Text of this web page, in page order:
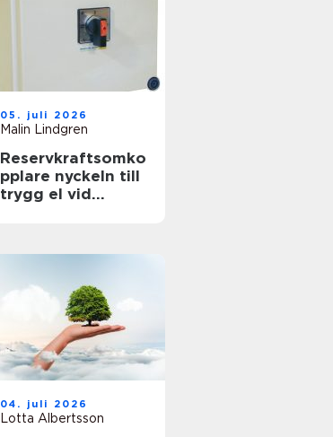
05. juli 2026
Malin Lindgren
Reservkraftsomko
pplare nyckeln till
trygg el vid
04. juli 2026
Lotta Albertsson